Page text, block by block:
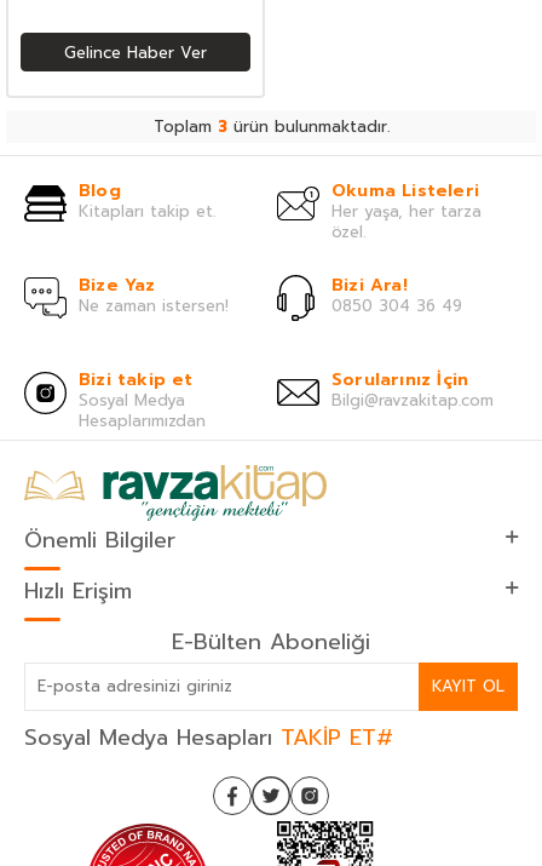
Gelince Haber Ver
Toplam 3ürün bulunmaktadır.
Blog
Kitapları takip et.
Okuma Listeleri
Her yaşa, her tarza
özel.
Bize Yaz
Ne zaman istersen!
Bizi Ara!
0850 304 36 49
Bizi takip et
Sosyal Medya
Hesaplarımızdan
Sorularınız İçin
Bilgi@ravzakitap.com
Önemli Bilgiler
Hızlı Erişim
E-Bülten Aboneliği
KAYIT OL
Sosyal Medya Hesapları TAKİP ET#